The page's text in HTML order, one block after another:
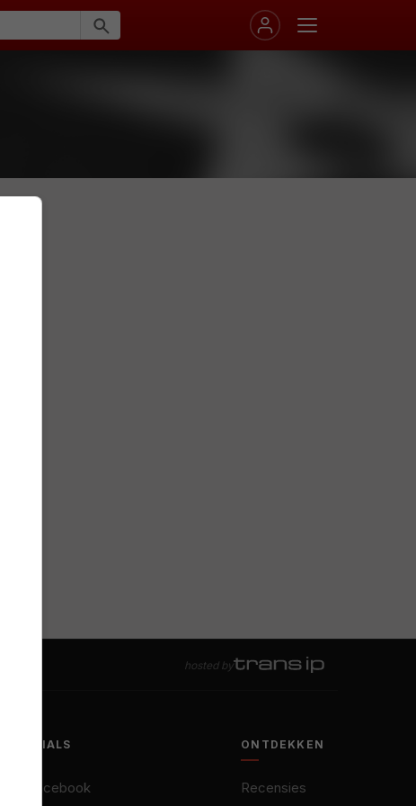
hosted by
SOCIALS
Facebook
ONTDEKKEN
Recensies